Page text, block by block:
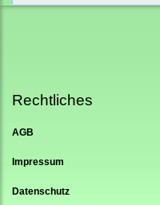
Rechtliches
AGB
Impressum
Datenschutz